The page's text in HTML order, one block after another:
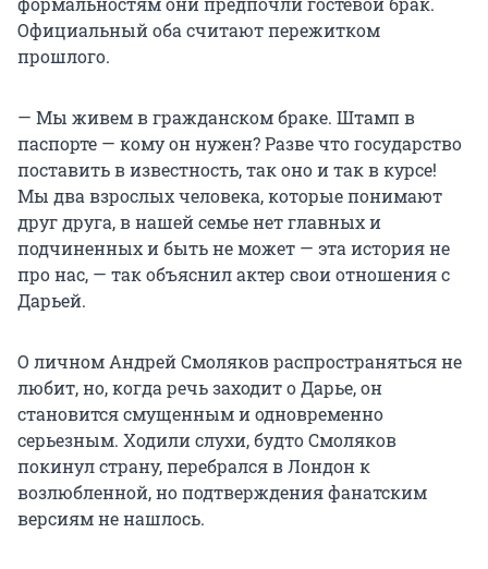
Официальный оба считают пережитком
прошлого.
— Мы живем в гражданском браке. Штамп в
паспорте — кому он нужен? Разве что государство
поставить в известность, так оно и так в курсе!
Мы два взрослых человека, которые понимают
друг друга, в нашей семье нет главных и
подчиненных и быть не может — эта история не
про нас, — так объяснил актер свои отношения с
Дарьей.
О личном Андрей Смоляков распространяться не
любит, но, когда речь заходит о Дарье, он
становится смущенным и одновременно
серьезным. Ходили слухи, будто Смоляков
покинул страну, перебрался в Лондон к
возлюбленной, но подтверждения фанатским
версиям не нашлось.